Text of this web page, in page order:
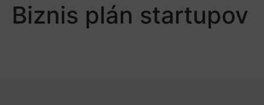
Biznis plán startupov